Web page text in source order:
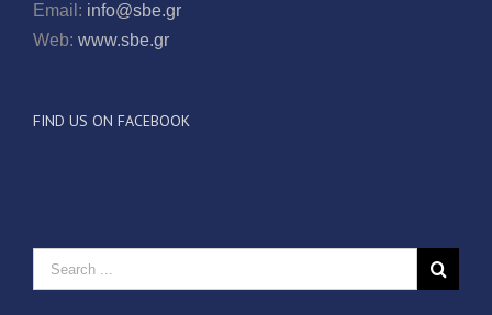
Email: info@sbe.gr
Web: www.sbe.gr
FIND US ON FACEBOOK